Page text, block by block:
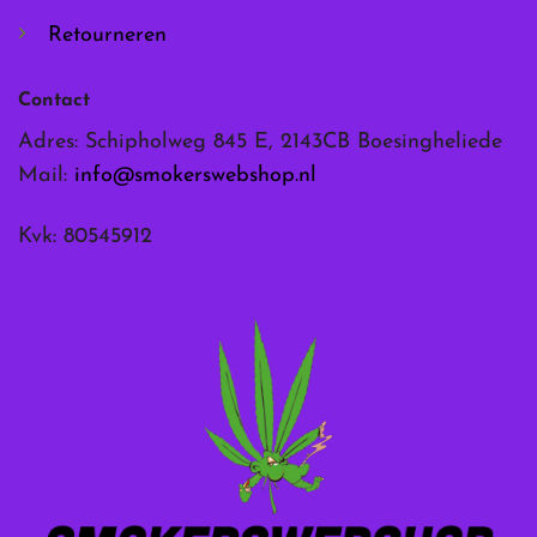
Retourneren
Contact
Adres: Schipholweg 845 E, 2143CB Boesingheliede
Mail: info@smokerswebshop.nl
Kvk: 80545912